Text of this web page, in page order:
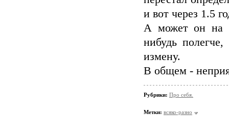
и вот через 1.5
А может он на
нибудь
измену.
В общем -
Рубрики: Про себя.
Метки: всяко-разно